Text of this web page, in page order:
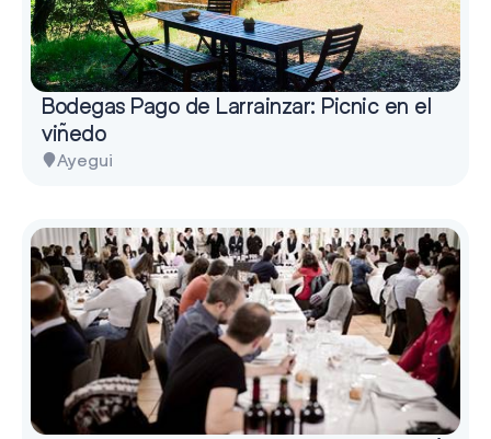
Bodegas Pago de Larrainzar: Picnic en el
viñedo
Ayegui